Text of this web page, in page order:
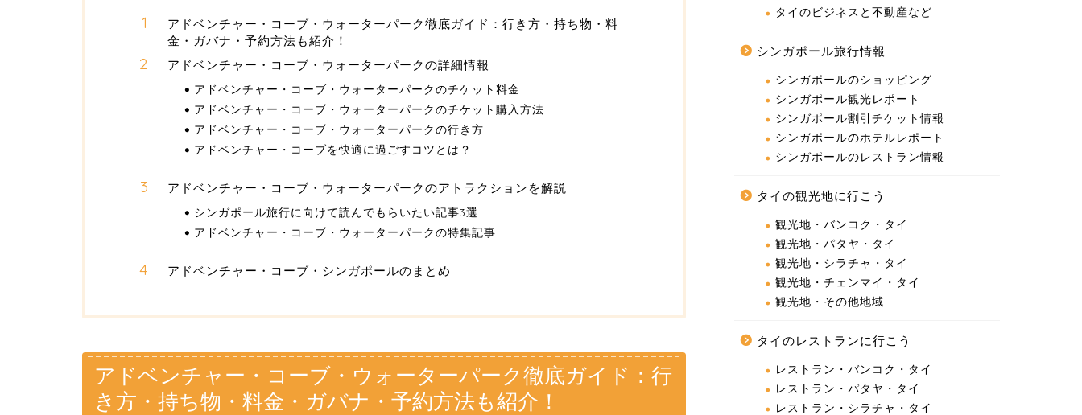
アドベンチャー・コーブ・ウォーターパーク徹底ガイド：行き方・持ち物・料
金・ガバナ・予約方法も紹介！
アドベンチャー・コーブ・ウォーターパークの詳細情報
アドベンチャー・コーブ・ウォーターパークのチケット料金
アドベンチャー・コーブ・ウォーターパークのチケット購入方法
アドベンチャー・コーブ・ウォーターパークの行き方
アドベンチャー・コーブを快適に過ごすコツとは？
アドベンチャー・コーブ・ウォーターパークのアトラクションを解説
シンガポール旅行に向けて読んでもらいたい記事3選
アドベンチャー・コーブ・ウォーターパークの特集記事
アドベンチャー・コーブ・シンガポールのまとめ
アドベンチャー・コーブ・ウォーターパーク徹底ガイド：行
き方・持ち物・料金・ガバナ・予約方法も紹介！
タイのビジネスと不動産など
シンガポール旅行情報
シンガポールのショッピング
シンガポール観光レポート
シンガポール割引チケット情報
シンガポールのホテルレポート
シンガポールのレストラン情報
タイの観光地に行こう
観光地・バンコク・タイ
観光地・パタヤ・タイ
観光地・シラチャ・タイ
観光地・チェンマイ・タイ
観光地・その他地域
タイのレストランに行こう
レストラン・バンコク・タイ
レストラン・パタヤ・タイ
レストラン・シラチャ・タイ